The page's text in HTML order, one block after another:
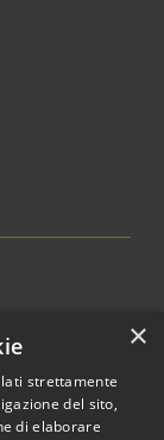
×
strettamente
del sito,
di elaborare